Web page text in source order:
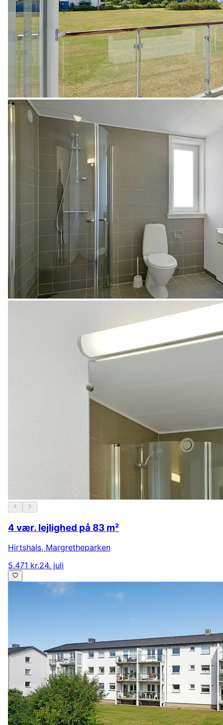
4 vær. lejlighed på 83 m²
Hirtshals, Margretheparken
5.471 kr.24. juli